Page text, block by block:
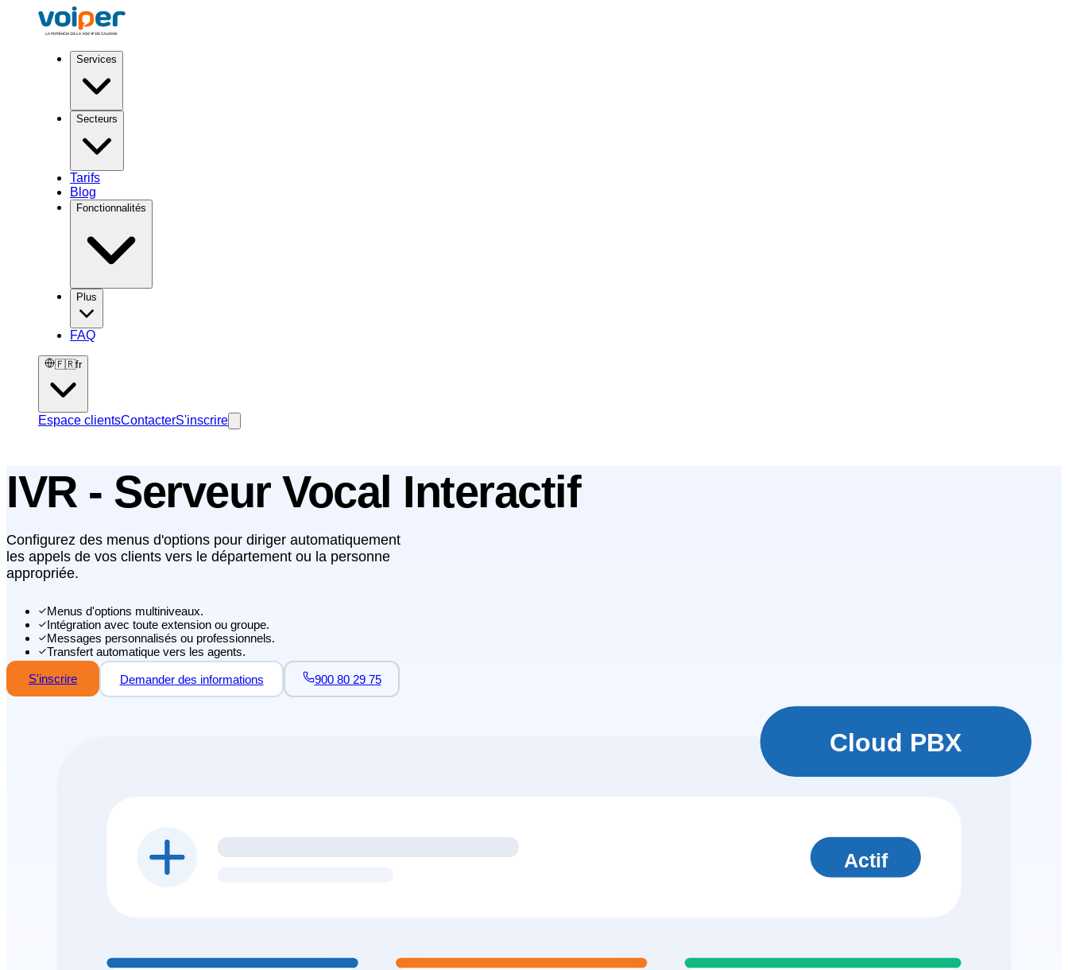
Services
Secteurs
Tarifs
Blog
Fonctionnalités
Plus
FAQ
🇫🇷fr
Espace clientsContacterS'inscrire
IVR - Serveur Vocal Interactif
Configurez des menus d'options pour diriger automatiquement
les appels de vos clients vers le département ou la personne
appropriée.
Menus d'options multiniveaux.
Intégration avec toute extension ou groupe.
Messages personnalisés ou professionnels.
Transfert automatique vers les agents.
S'inscrire
Demander des informations 900 80 29 75
Actif
Cloud PBX